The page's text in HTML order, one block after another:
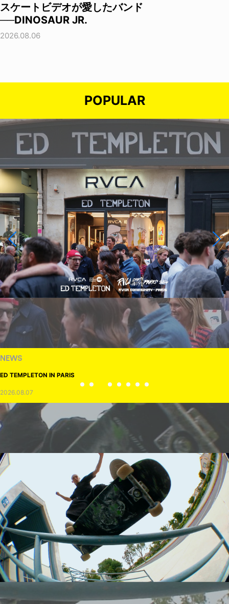
スケートビデオが愛したバンド
──DINOSAUR JR.
2026.08.06
POPULAR
NEWS
ED TEMPLETON IN PARIS
2026.08.07